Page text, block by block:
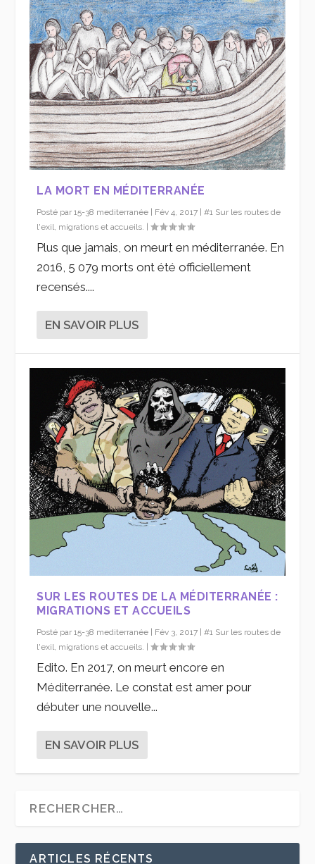
LA MORT EN MÉDITERRANÉE
Posté par15-38 mediterranée | Fév 4, 2017 |#1 Sur les routes de
l'exil, migrations et accueils. |
Plus que jamais, on meurt en méditerranée. En
2016, 5 079 morts ont été officiellement
recensés....
EN SAVOIR PLUS
SUR LES ROUTES DE LA MÉDITERRANÉE :
MIGRATIONS ET ACCUEILS
Posté par15-38 mediterranée Fév 3, 2017 |#1 Sur les routes de
l'exil, migrations et accueils.
|
Edito. En 2017, on meurt encore en
Méditerranée. Le constat est amer pour
débuter une nouvelle...
EN SAVOIR PLUS
ARTICLES RÉCENTS